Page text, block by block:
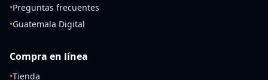
•Preguntas frecuentes
•Guatemala Digital
Compra en línea
•Tienda